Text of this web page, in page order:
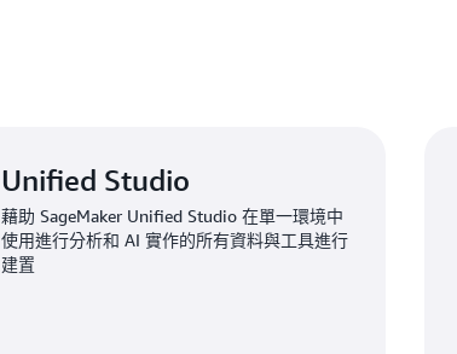
Unified Studio
藉助 SageMaker Unified Studio 在單一環境中
使用進行分析和 AI 實作的所有資料與工具進行
建置